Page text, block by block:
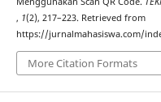
, 1(2), 217–223. Retrieved from
https://jurnalmahasiswa.com/
More Citation Formats